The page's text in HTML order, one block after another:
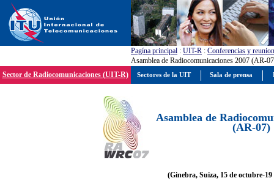
Pagína principal : UIT-R : Conferencias y
Asamblea de Radiocomunicaciones 2007 (AR-
Sector de Radiocomunicaciones (UIT-R)
Asamblea de
(AR-07)
(Ginebra, Suiza, 15 de octubre-19
Sectores de la UIT Sala de prensa